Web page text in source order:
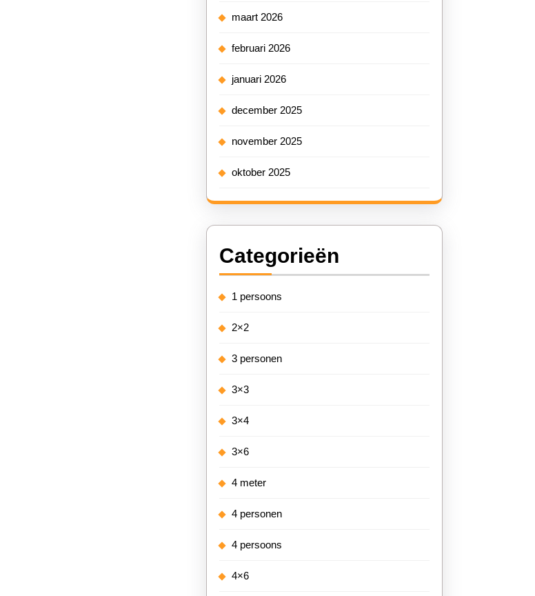
maart 2026
februari 2026
januari 2026
december 2025
november 2025
oktober 2025
Categorieën
1 persoons
2×2
3 personen
3×3
3×4
3×6
4 meter
4 personen
4 persoons
4×6